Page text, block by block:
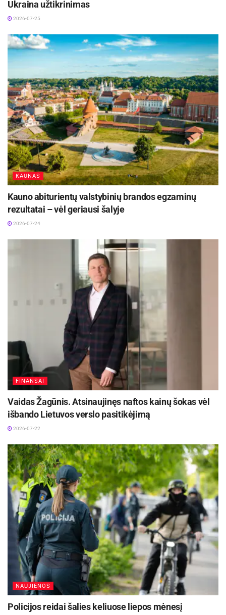
Bendrovės duomenimis, šiuo metu mieste yra
Nuo šiol vidutinis vandens kiekis Panevėžyje bus
apskaičiuojamas kasmet iki vasario 1 d.
Ryšių su visuomene skyrius
Ukraina užtikrinimas
2026-07-25
KAUNAS
Kauno abiturientų valstybinių brandos egzaminų
rezultatai – vėl geriausi šalyje
2026-07-24
FINANSAI
Vaidas Žagūnis. Atsinaujinęs naftos kainų šokas vėl
išbando Lietuvos verslo pasitikėjimą
2026-07-22
NAUJIENOS
Policijos reidai šalies keliuose liepos mėnesį